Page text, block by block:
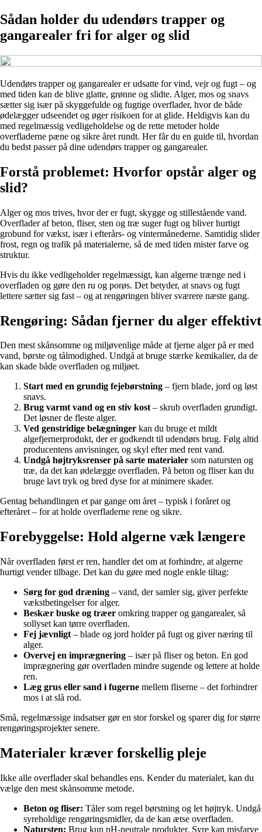
Sådan holder du udendørs trapper og
gangarealer fri for alger og slid
Udendørs trapper og gangarealer er udsatte for vind, vejr og fugt – og
med tiden kan de blive glatte, grønne og slidte. Alger, mos og snavs
sætter sig især på skyggefulde og fugtige overflader, hvor de både
ødelægger udseendet og øger risikoen for at glide. Heldigvis kan du
med regelmæssig vedligeholdelse og de rette metoder holde
overfladerne pæne og sikre året rundt. Her får du en guide til, hvordan
du bedst passer på dine udendørs trapper og gangarealer.
Forstå problemet: Hvorfor opstår alger og
slid?
Alger og mos trives, hvor der er fugt, skygge og stillestående vand.
Overflader af beton, fliser, sten og træ suger fugt og bliver hurtigt
grobund for vækst, især i efterårs- og vintermånederne. Samtidig slider
frost, regn og trafik på materialerne, så de med tiden mister farve og
struktur.
Hvis du ikke vedligeholder regelmæssigt, kan algerne trænge ned i
overfladen og gøre den ru og porøs. Det betyder, at snavs og fugt
lettere sætter sig fast – og at rengøringen bliver sværere næste gang.
Rengøring: Sådan fjerner du alger effektivt
Den mest skånsomme og miljøvenlige måde at fjerne alger på er med
vand, børste og tålmodighed. Undgå at bruge stærke kemikalier, da de
kan skade både overfladen og miljøet.
Start med en grundig fejebørstning – fjern blade, jord og løst
snavs.
Brug varmt vand og en stiv kost– skrub overfladen grundigt.
Det løsner de fleste alger.
Ved genstridige belægninger kan du bruge et mildt
algefjernerprodukt, der er godkendt til udendørs brug. Følg altid
producentens anvisninger, og skyl efter med rent vand.
Undgå højtryksrenser på sarte materialer som natursten og
træ, da det kan ødelægge overfladen. På beton og fliser kan du
bruge lavt tryk og bred dyse for at minimere skader.
Gentag behandlingen et par gange om året – typisk i foråret og
efteråret – for at holde overfladerne rene og sikre.
Forebyggelse: Hold algerne væk længere
Når overfladen først er ren, handler det om at forhindre, at algerne
hurtigt vender tilbage. Det kan du gøre med nogle enkle tiltag:
Sørg for god dræning – vand, der samler sig, giver perfekte
vækstbetingelser for alger.
Beskær buske og træer omkring trapper og gangarealer, så
sollyset kan tørre overfladen.
Fej jævnligt – blade og jord holder på fugt og giver næring til
alger.
Overvej en imprægnering – især på fliser og beton. En god
imprægnering gør overfladen mindre sugende og lettere at holde
ren.
Læg grus eller sand i fugerne mellem fliserne – det forhindrer
mos i at slå rod.
Små, regelmæssige indsatser gør en stor forskel og sparer dig for større
rengøringsprojekter senere.
Materialer kræver forskellig pleje
Ikke alle overflader skal behandles ens. Kender du materialet, kan du
vælge den mest skånsomme metode.
Beton og fliser: Tåler som regel børstning og let højtryk. Undgå
syreholdige rengøringsmidler, da de kan ætse overfladen.
Natursten: Brug kun pH-neutrale produkter. Syre kan misfarve